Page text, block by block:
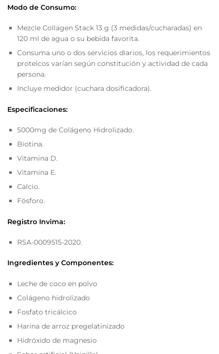
Modo de Consumo:
Mezcle Collagen Stack 13 g (3 medidas/cucharadas) en
120 ml de agua o su bebida favorita.
Consuma uno o dos servicios diarios, los requerimientos
proteicos varían según constitución y actividad de cada
persona.
Incluye medidor (cuchara dosificadora).
Especificaciones:
5000mg de Colágeno Hidrolizado.
Biotina.
Vitamina D.
Vitamina E.
Calcio.
Fósforo.
Registro Invima:
RSA-0009515-2020.
Ingredientes y Componentes:
Leche de coco en polvo
Colágeno hidrolizado
Fosfato tricálcico
Harina de arroz pregelatinizado
Hidróxido de magnesio